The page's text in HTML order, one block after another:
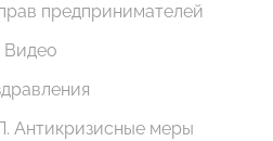
предпринимателей
Видео
Антикризисные меры